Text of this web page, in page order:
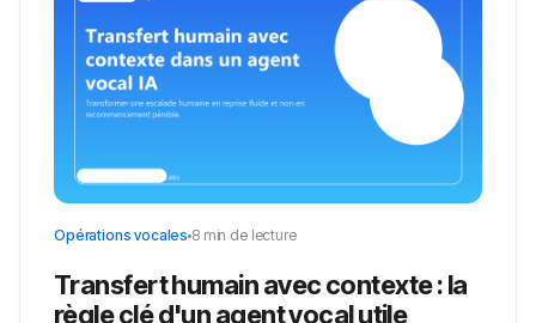
Opérations vocales 8 min de lecture
Transfert humain avec contexte : la
règle clé d'un agent vocal utile